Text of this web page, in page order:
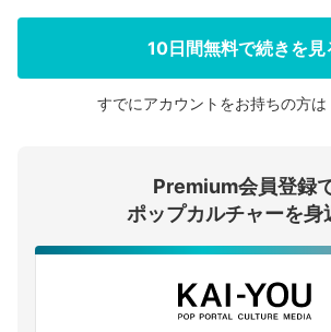
会員登録する
ログインする
10日間無料で続きを見
すでにアカウントをお持ちの方は
Premium会員登録
ポップカルチャーを身